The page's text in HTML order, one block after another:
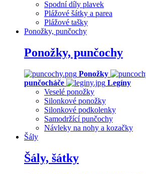
Spodní díly plavek
Plážové šátky a parea
Plážové tašky
Ponožky, punčochy
Ponožky, punčochy
Ponožky
punčocháče
Legíny
Veselé ponožky
Silonkové ponožky
Silonkové podkolenky
Samodržící punčochy
Návleky na nohy a kozačky
Šály
Šály, šátky